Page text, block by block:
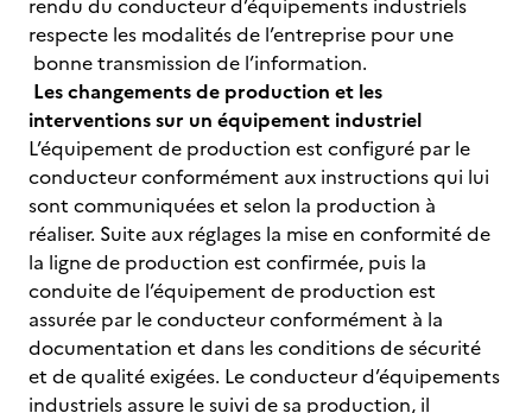
rendu du conducteur d’équipements industriels
respecte les modalités de l’entreprise pour une
bonne transmission de l’information.
Les changements de production et les
interventions sur un équipement industriel
L’équipement de production est configuré par le
conducteur conformément aux instructions qui lui
sont communiquées et selon la production à
réaliser. Suite aux réglages la mise en conformité de
la ligne de production est confirmée, puis la
conduite de l’équipement de production est
assurée par le conducteur conformément à la
documentation et dans les conditions de sécurité
et de qualité exigées. Le conducteur d’équipements
industriels assure le suivi de sa production, il